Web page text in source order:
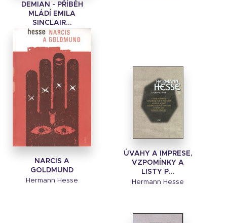
DEMIAN - PŘÍBĚH
MLÁDÍ EMILA
SINCLAIR...
Hermann Hesse
NARCIS A
GOLDMUND
Hermann Hesse
ÚVAHY A IMPRESE,
VZPOMÍNKY A
LISTY P...
Hermann Hesse